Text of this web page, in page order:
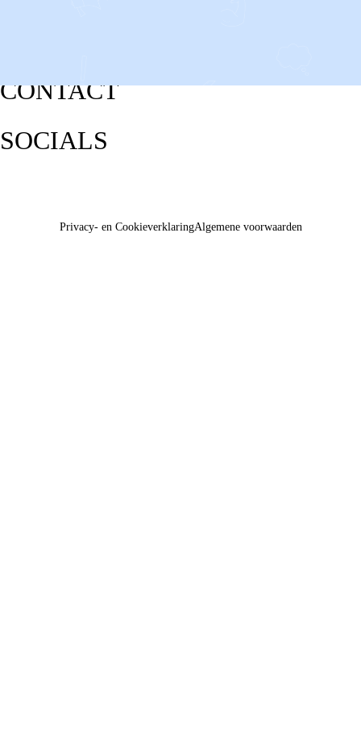
CONTACT
SOCIALS
Privacy- en CookieverklaringAlgemene voorwaarden